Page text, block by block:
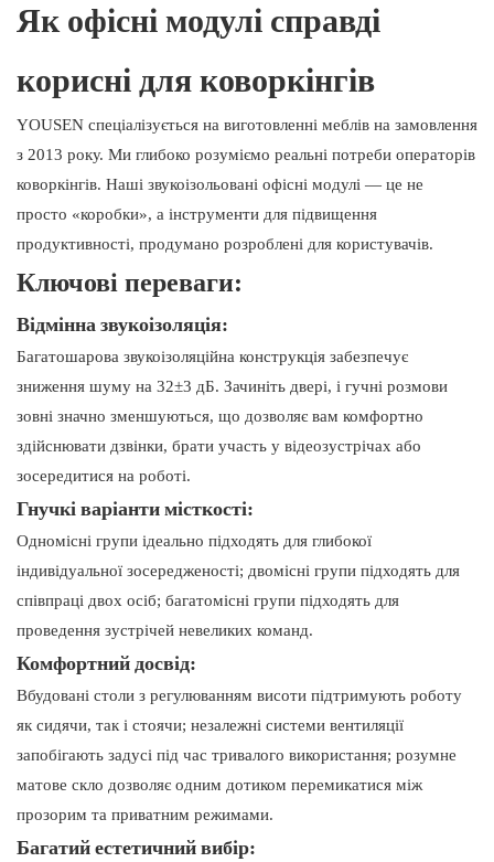
Як офісні модулі справді
корисні для коворкінгів
YOUSEN спеціалізується на виготовленні меблів на замовлення
з 2013 року. Ми глибоко розуміємо реальні потреби операторів
коворкінгів. Наші звукоізольовані офісні модулі — це не
просто «коробки», а інструменти для підвищення
продуктивності, продумано розроблені для користувачів.
Ключові переваги:
Відмінна звукоізоляція:
Багатошарова звукоізоляційна конструкція забезпечує
зниження шуму на 32±3 дБ. Зачиніть двері, і гучні розмови
зовні значно зменшуються, що дозволяє вам комфортно
здійснювати дзвінки, брати участь у відеозустрічах або
зосередитися на роботі.
Гнучкі варіанти місткості:
Одномісні групи ідеально підходять для глибокої
індивідуальної зосередженості; двомісні групи підходять для
співпраці двох осіб; багатомісні групи підходять для
проведення зустрічей невеликих команд.
Комфортний досвід:
Вбудовані столи з регулюванням висоти підтримують роботу
як сидячи, так і стоячи; незалежні системи вентиляції
запобігають задусі під час тривалого використання; розумне
матове скло дозволяє одним дотиком перемикатися між
прозорим та приватним режимами.
Багатий естетичний вибір: